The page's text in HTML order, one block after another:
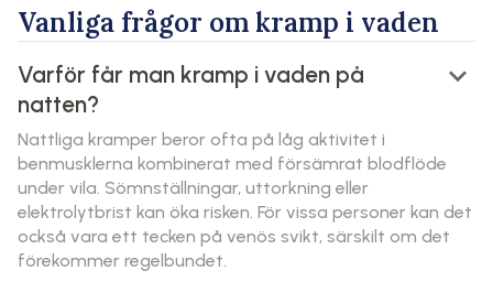
Vanliga frågor om kramp i vaden
Varför får man kramp i vaden på
natten?
keyboard_arrow_down
Nattliga kramper beror ofta på låg aktivitet i
benmusklerna kombinerat med försämrat blodflöde
under vila. Sömnställningar, uttorkning eller
elektrolytbrist kan öka risken. För vissa personer kan det
också vara ett tecken på venös svikt, särskilt om det
förekommer regelbundet.